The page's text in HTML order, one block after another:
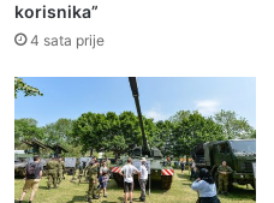
korisnika”
4 sata prije